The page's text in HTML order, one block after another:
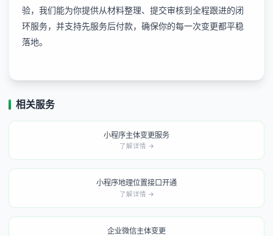
验，我们能为你提供从材料整理、提交审核到全程跟进的闭
环服务，并支持先服务后付款，确保你的每一次变更都平稳
落地。
相关服务
小程序主体变更服务
了解详情 →
小程序地理位置接口开通
了解详情 →
企业微信主体变更